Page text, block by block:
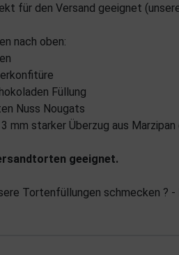
für den Versand geeignet
nach oben:
Füllung
Nuss Nougats
mm starker Überzug aus Marzipan
geeignet.
Tortenfüllungen schmecken ?